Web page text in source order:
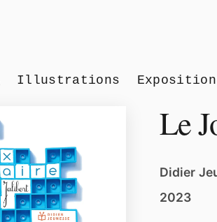
Illustrations
Le
Didier
2023